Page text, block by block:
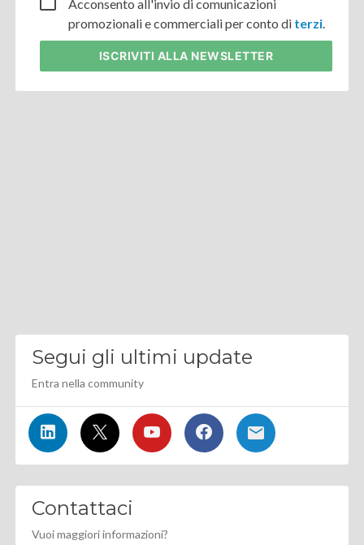
Acconsento all'invio di comunicazioni
promozionali e commerciali per conto di terzi.
ISCRIVITI ALLA NEWSLETTER
Segui gli ultimi update
Entra nella community
Contattaci
Vuoi maggiori informazioni?